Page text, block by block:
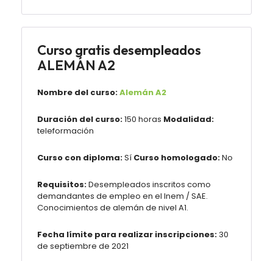
Curso gratis desempleados
ALEMÁN A2
Nombre del curso:Alemán A2
Duración del curso:150 horas Modalidad:
teleformación
Curso con diploma:Sí Curso homologado:No
Requisitos:Desempleados inscritos como
demandantes de empleo en el Inem / SAE.
Conocimientos de alemán de nivel A1.
Fecha límite para realizar inscripciones: 30
de septiembre de 2021